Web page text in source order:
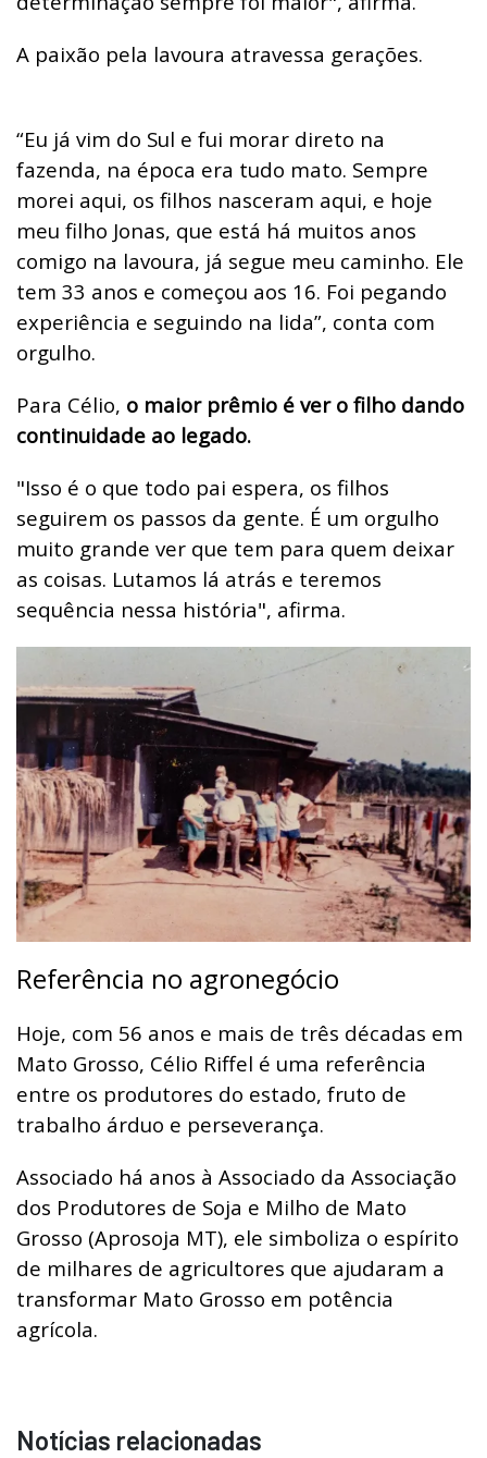
A paixão pela lavoura atravessa gerações.
“Eu já vim do Sul e fui morar direto na
fazenda, na época era tudo mato. Sempre
morei aqui, os filhos nasceram aqui, e hoje
meu filho Jonas, que está há muitos anos
comigo na lavoura, já segue meu caminho. Ele
tem 33 anos e começou aos 16. Foi pegando
experiência e seguindo na lida”, conta com
orgulho.
Para Célio, o maior prêmio é ver o filho dando
continuidade ao legado.
"Isso é o que todo pai espera, os filhos
seguirem os passos da gente. É um orgulho
muito grande ver que tem para quem deixar
as coisas. Lutamos lá atrás e teremos
sequência nessa história", afirma.
Referência no agronegócio
Hoje, com 56 anos e mais de três décadas em
Mato Grosso, Célio Riffel é uma referência
entre os produtores do estado, fruto de
trabalho árduo e perseverança.
Associado há anos à Associado da Associação
dos Produtores de Soja e Milho de Mato
Grosso (Aprosoja MT), ele simboliza o espírito
de milhares de agricultores que ajudaram a
transformar Mato Grosso em potência
agrícola.
Notícias relacionadas